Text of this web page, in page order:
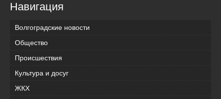
Навигация
Волгоградские новости
Общество
Происшествия
Культура и досуг
ЖКХ